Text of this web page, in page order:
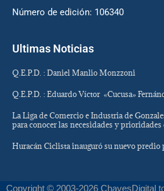
Número de edición: 106340
Ultimas Noticias
Q.E.P.D. : Daniel Manlio Monzzoni
Q.E.P.D. : Eduardo Víctor «Cucusa»
La Liga de Comercio e Industria de
para conocer las necesidades y
Huracán Ciclista inauguró su nuevo predio
Copyright © 2003-2026 ChavesDigital